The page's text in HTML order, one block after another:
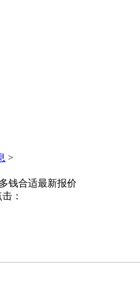
>
钱合适最新报价
：